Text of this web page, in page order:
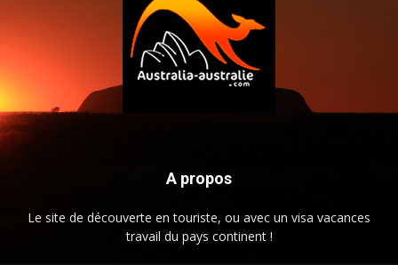
A propos
Le site de découverte en touriste, ou avec un visa vacances
travail du pays continent !